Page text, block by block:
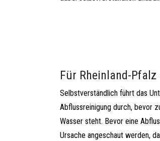
Für Rheinland-
Selbstverständlich führt das
Abflussreinigung durch, bevor
Wasser steht. Bevor eine
Ursache angeschaut werden,